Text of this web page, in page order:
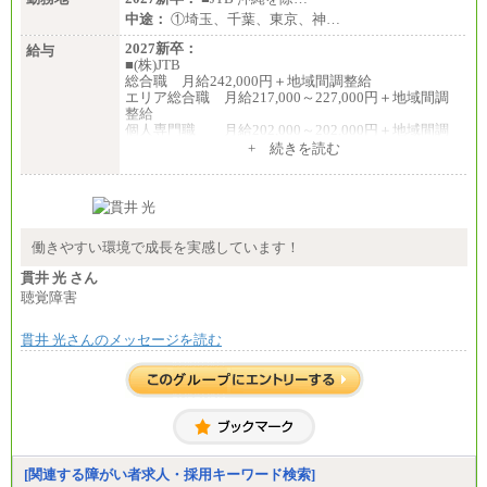
中途： ①埼玉、千葉、東京、神…
給与
2027新卒：
■(株)JTB
総合職 月給242,000円＋地域間調整給
エリア総合職 月給217,000～227,000円＋地域間調
整給
個人専門職 月給202,000～202,000円＋地域間調
総合職 月給208,000～235,000円
※詳細はJTBキャリアサイトよりご確認ください。
総合職 月給220,000～230,000円＋地域間調整給
整給
※詳細はJTBキャリアサイトよりご確認ください。
■(株)JTBコミュニケーションデザイン
総合職 月給230,000円
みなし残業手当：20,000円（一律支給）※みなし
残業手当の残業時間は10.43時間。
+ 続きを読む
働きやすい環境で成長を実感しています！
貫井 光 さん
聴覚障害
貫井 光さんのメッセージを読む
[関連する障がい者求人・採用キーワード検索]